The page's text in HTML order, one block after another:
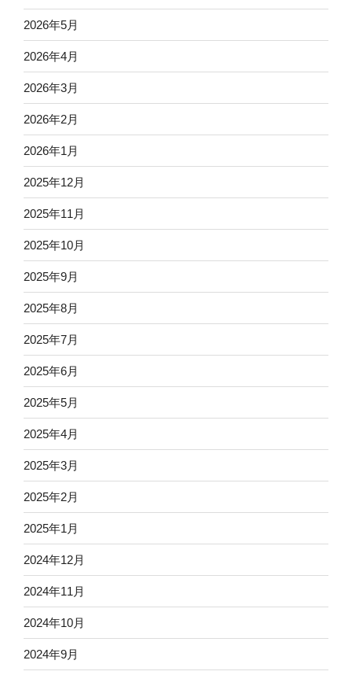
2026年5月
2026年4月
2026年3月
2026年2月
2026年1月
2025年12月
2025年11月
2025年10月
2025年9月
2025年8月
2025年7月
2025年6月
2025年5月
2025年4月
2025年3月
2025年2月
2025年1月
2024年12月
2024年11月
2024年10月
2024年9月